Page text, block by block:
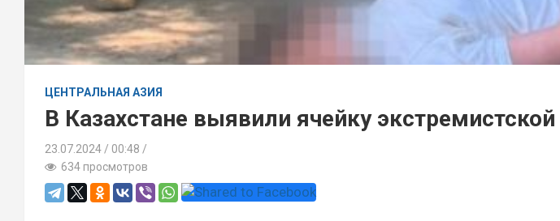
ЦЕНТРАЛЬНАЯ АЗИЯ
В Казахстане выявили ячейку
23.07.2024
00:48 /
634 просмотров